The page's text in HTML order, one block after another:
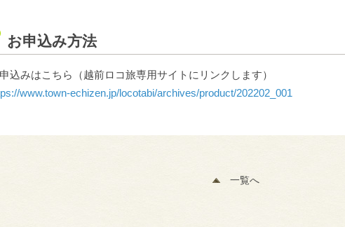
お申込み方法
込みはこちら（越前ロコ旅専用サイトにリンクします）
www.town-echizen.jp/locotabi/archives/product/202202_001
一覧へ